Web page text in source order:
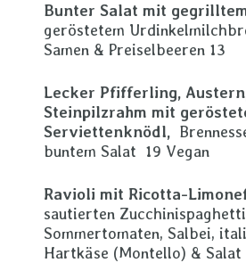
Bunter Salat mit
geröstetem
Samen & Preiselbeeren 13
Lecker Pfifferling,
Steinpilzrahm mit
Serviettenknödl,
buntem Salat 19 Vegan
Ravioli mit Ricotta-
sautierten
Sommertomaten, Salbei,
Hartkäse (Montello) & Salat